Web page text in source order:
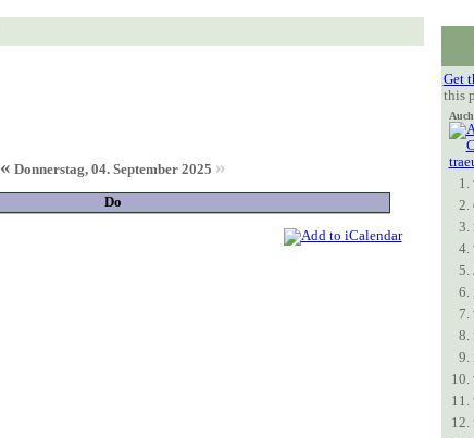
« Donnerstag, 04. September 2025 »
Do
Get
this